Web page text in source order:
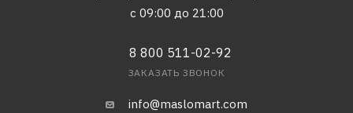
с 09:00 до 21:00
8 800 511-02-92
ЗАКАЗАТЬ ЗВОНОК
info@maslomart.com